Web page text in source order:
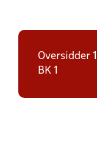
Oversidder
BK 1